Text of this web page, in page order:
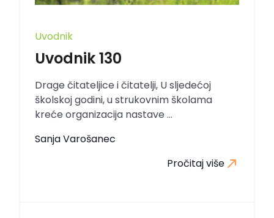
Uvodnik
Uvodnik 130
Drage čitateljice i čitatelji, U sljedećoj
školskoj godini, u strukovnim školama
kreće organizacija nastave ...
Sanja Varošanec
Pročitaj više